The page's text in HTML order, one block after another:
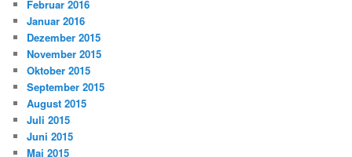
Februar 2016
Januar 2016
Dezember 2015
November 2015
Oktober 2015
September 2015
August 2015
Juli 2015
Juni 2015
Mai 2015